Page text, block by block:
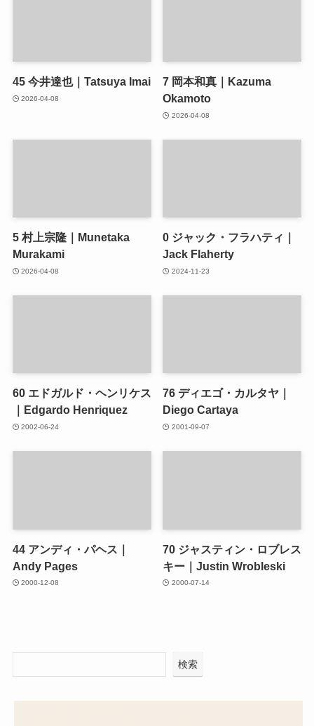
45今井達也｜Tatsuya Imai
2026-04-08
7 岡本和真｜Kazuma
Okamoto
2026-04-08
5村上宗隆｜Munetaka
Murakami
2026-04-08
0 ジャック・フラハティ｜
Jack Flaherty
2024-11-23
60エドガルド・ヘンリケス
｜Edgardo Henriquez
2002-06-24
76 ディエゴ・カルタヤ｜
Diego Cartaya
2001-09-07
44アンディ・パヘス｜
Andy Pages
2000-12-08
70 ジャスティン・ロブレス
キー｜Justin Wrobleski
2000-07-14
検索